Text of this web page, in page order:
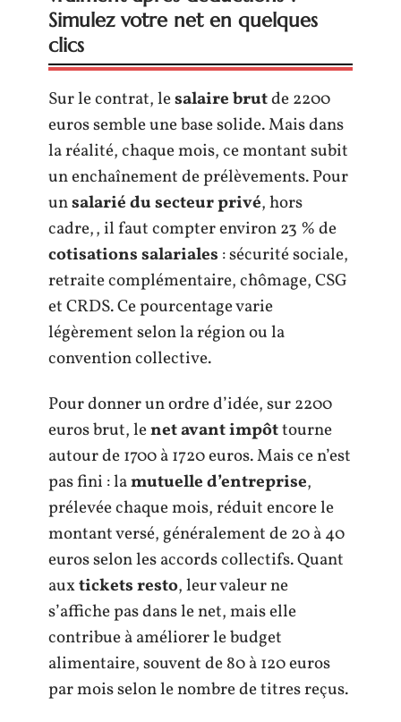
Simulez votre net en quelques
clics
Sur le contrat, lesalaire brutde 2200
euros semble une base solide. Mais dans
la réalité, chaque mois, ce montant subit
un enchaînement de prélèvements. Pour
unsalarié du secteur privé, hors
cadre,, il faut compter environ 23 % de
cotisations salariales : sécurité sociale,
retraite complémentaire, chômage, CSG
et CRDS. Ce pourcentage varie
légèrement selon la région ou la
convention collective.
Pour donner un ordre d’idée, sur 2200
euros brut, lenet avant impôttourne
autour de 1700 à 1720 euros. Mais ce n’est
pas fini : lamutuelle d’entreprise,
prélevée chaque mois, réduit encore le
montant versé, généralement de 20 à 40
euros selon les accords collectifs. Quant
auxtickets resto, leur valeur ne
s’affiche pas dans le net, mais elle
contribue à améliorer le budget
alimentaire, souvent de 80 à 120 euros
par mois selon le nombre de titres reçus.